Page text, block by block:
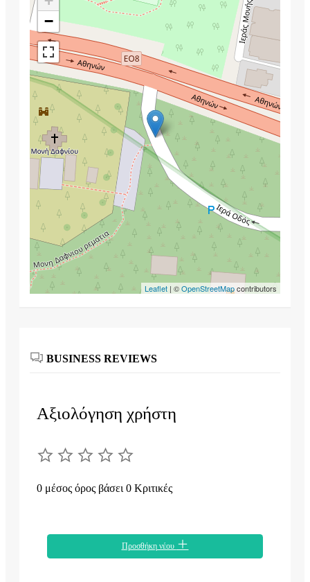
−
Leaflet | ©OpenStreetMapcontributors
BUSINESS REVIEWS
Αξιολόγηση χρήστη
0 μέσος όρος βάσει 0 Κριτικές
Προσθήκη νέου